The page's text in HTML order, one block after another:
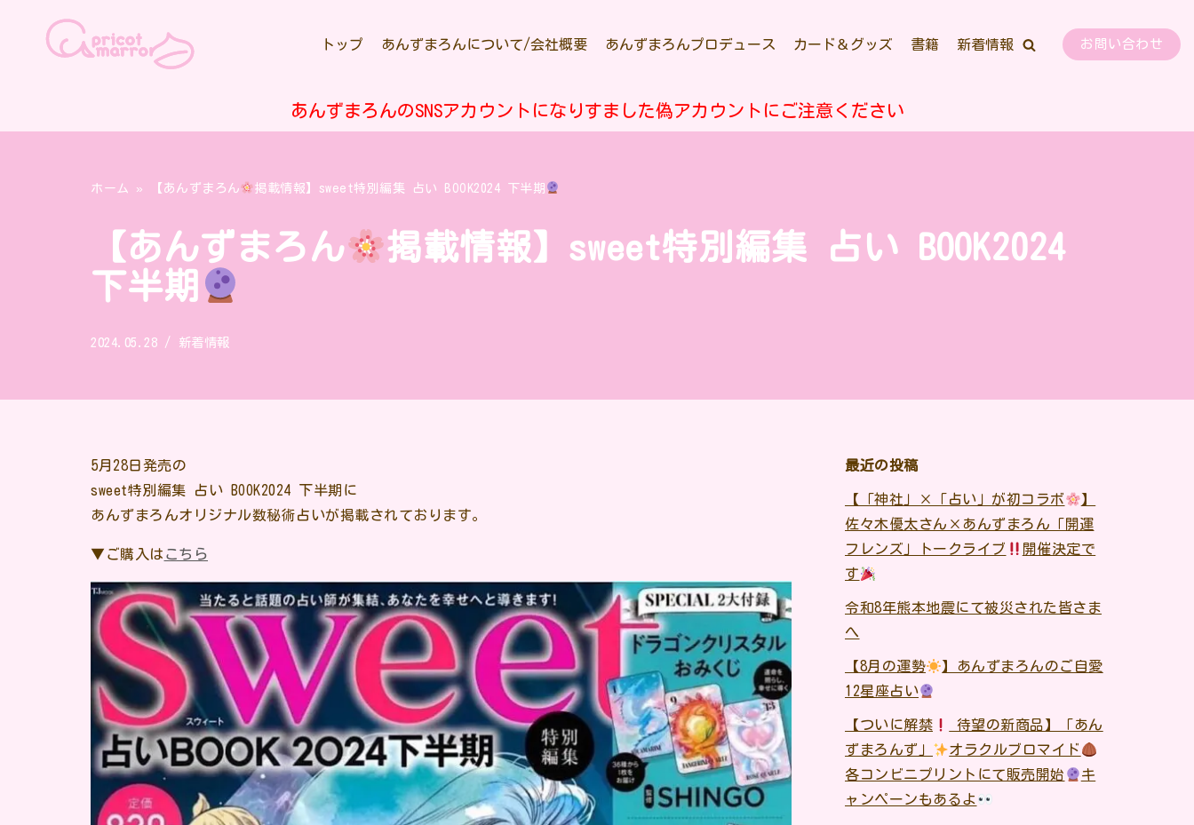
トップ あんずまろんについて/会社概要 あんずまろんプロデュース カード＆グッズ 書籍 新着情報 お問い合わせ
あんずまろんのSNSアカウントになりすました偽アカウントにご注意ください
ホーム » 【あんずまろん 掲載情報】sweet特別編集 占い BOOK2024 下半期
【あんずまろん
掲載情報】sweet特別編集 占い BOOK2024
下半期
2024.05.28 新着情報
5月28日発売の
sweet特別編集 占い BOOK2024 下半期に
あんずまろんオリジナル数秘術占いが掲載されております。
▼ご購入は こちら
最近の投稿
【「神社」×「占い」が初コラボ
】
佐々木優太さん×あんずまろん「開運
フレンズ」トークライブ
開催決定で
す
令和8年熊本地震にて被災された皆さま
へ
【8月の運勢
】あんずまろんのご自愛
12星座占い
【ついに解禁
待望の新商品】「あん
ずまろんず」
オラクルブロマイド
各コンビニプリントにて販売開始
キ
ャンペーンもあるよ